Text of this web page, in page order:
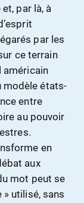
par là, à
par les
ce terrain
américain
modèle états-
entre
au pouvoir
en
aux
mot peut se
utilisé, sans